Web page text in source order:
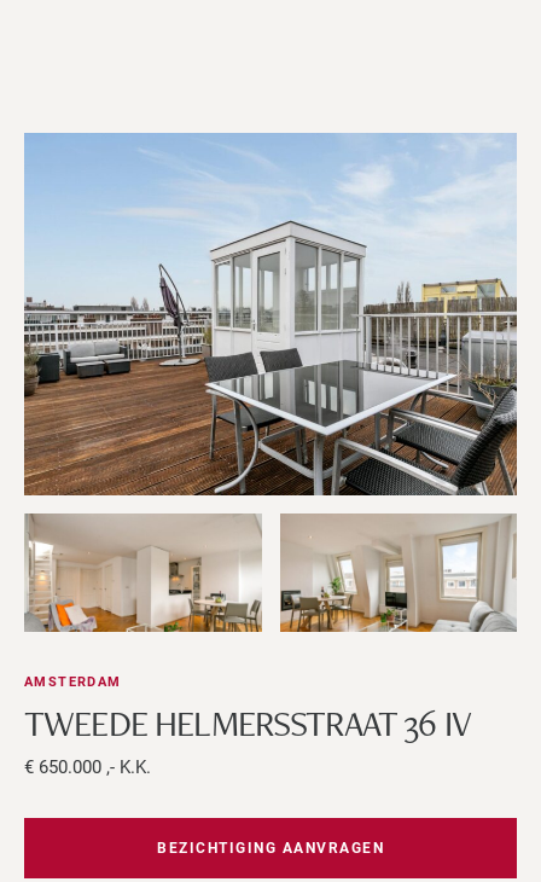
AMSTERDAM
TWEEDE HELMERSSTRAAT 36 IV
€ 650.000 ,- K.K.
BEZICHTIGING AANVRAGEN